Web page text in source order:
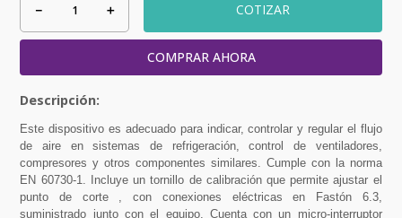
＋
－ COTIZAR
COMPRAR AHORA
Este dispositivo es adecuado para indicar, controlar y regular el flujo
de aire en sistemas de refrigeración, control de ventiladores,
compresores y otros componentes similares. Cumple con la norma
EN 60730-1. Incluye un tornillo de calibración que permite ajustar el
punto de corte , con conexiones eléctricas en Fastón 6.3,
suministrado junto con el equipo. Cuenta con un micro-interruptor